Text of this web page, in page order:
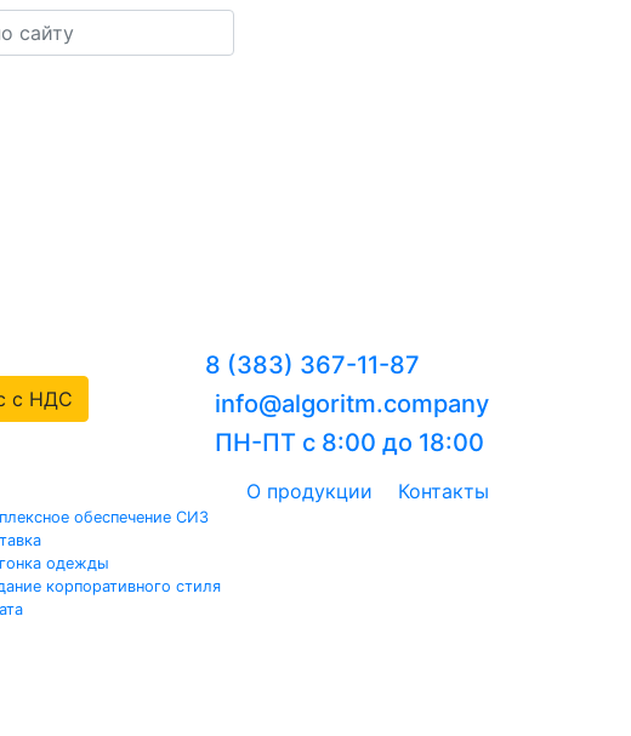
с НДС
8 (383) 367-11-87
info@algoritm.company
ПН-ПТ с 8:00 до 18:00
обеспечение СИЗ
одежды
корпоративного стиля
О продукции Контакты